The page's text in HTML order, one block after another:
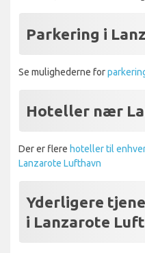
Parkering i
Se mulighederne for
Hoteller nær
Der er flere hoteller til
Lanzarote Lufthavn
Yderligere
i Lanzarote